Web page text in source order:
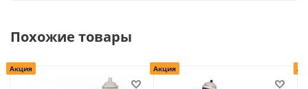
Похожие товары
Акция Акция